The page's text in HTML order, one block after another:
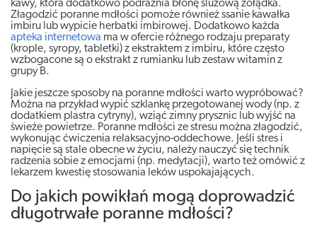
kawy, która dodatkowo podrażnia błonę śluzową żołądka.
Złagodzić poranne mdłości pomoże również ssanie kawałka
imbiru lub wypicie herbatki imbirowej. Dodatkowo każda
apteka internetowa ma w ofercie różnego rodzaju preparaty
(krople, syropy, tabletki) z ekstraktem z imbiru, które często
wzbogacone są o ekstrakt z rumianku lub zestaw witamin z
grupy B.
Jakie jeszcze sposoby na poranne mdłości warto wypróbować?
Można na przykład wypić szklankę przegotowanej wody (np. z
dodatkiem plastra cytryny), wziąć zimny prysznic lub wyjść na
świeże powietrze. Poranne mdłości ze stresu można złagodzić,
wykonując ćwiczenia relaksacyjno-oddechowe. Jeśli stres i
napięcie są stale obecne w życiu, należy nauczyć się technik
radzenia sobie z emocjami (np. medytacji), warto też omówić z
lekarzem kwestię stosowania leków uspokajających.
Do jakich powikłań mogą doprowadzić
długotrwałe poranne mdłości?